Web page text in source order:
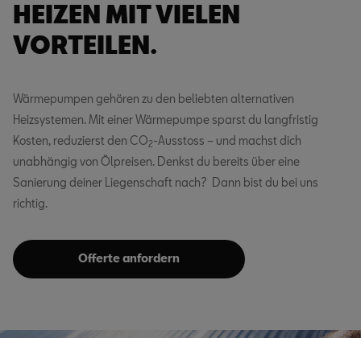
HEIZEN MIT VIELEN
VORTEILEN.
Wärmepumpen gehören zu den beliebten alternativen
Heizsystemen. Mit einer Wärmepumpe sparst du langfristig
Kosten, reduzierst den CO2-Ausstoss – und machst dich
unabhängig von Ölpreisen. Denkst du bereits über eine
Sanierung deiner Liegenschaft nach? Dann bist du bei uns
richtig.
Offerte anfordern